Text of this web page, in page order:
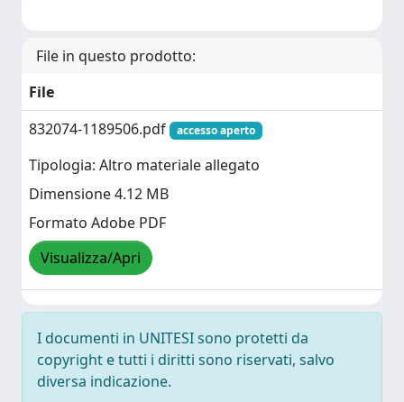
File in questo prodotto:
File
832074-1189506.pdf
accesso aperto
Tipologia: Altro materiale allegato
Dimensione 4.12 MB
Formato Adobe PDF
Visualizza/Apri
I documenti in UNITESI sono protetti da
copyright e tutti i diritti sono riservati, salvo
diversa indicazione.